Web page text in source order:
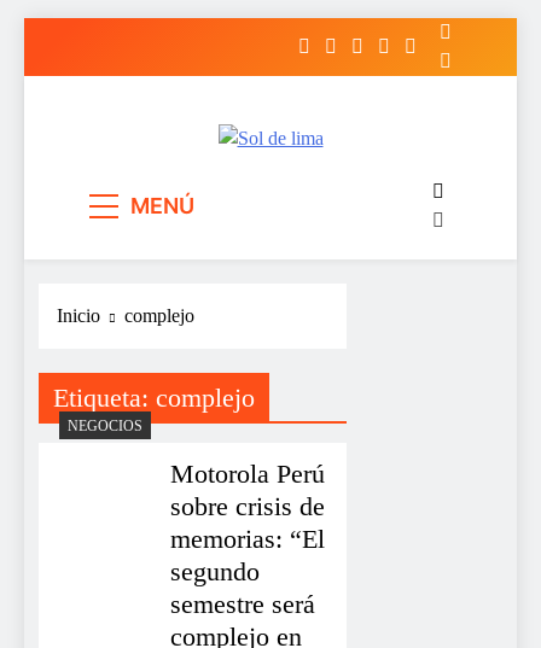
MENÚ
Inicio complejo
Etiqueta: complejo
NEGOCIOS
Motorola Perú
sobre crisis de
memorias: “El
segundo
semestre será
complejo en